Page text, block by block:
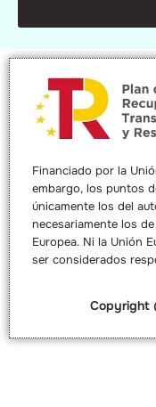
Financiado por la
embargo, los puntos
únicamente los del
necesariamente los
Europea. Ni la Unión
ser considerados
Copyright